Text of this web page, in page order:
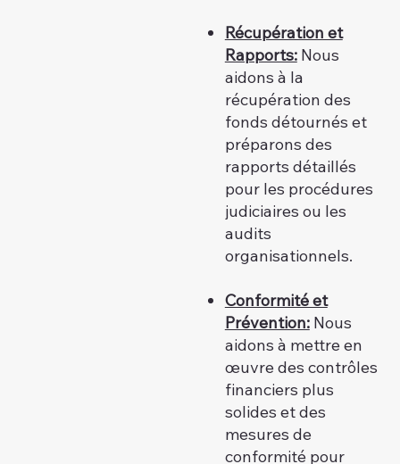
Récupération et
Rapports:Nous
aidons à la
récupération des
fonds détournés et
préparons des
rapports détaillés
pour les procédures
judiciaires ou les
audits
organisationnels.
Conformité et
Prévention:Nous
aidons à mettre en
œuvre des contrôles
financiers plus
solides et des
mesures de
conformité pour